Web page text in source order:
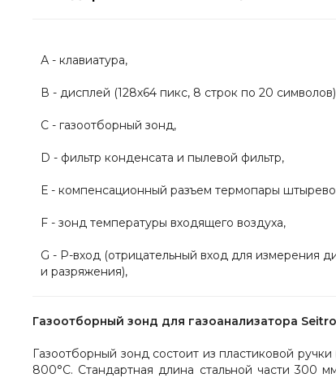
А - клавиатура,
В - дисплей (128х64 пикс, 8 строк по 20 символов)
С - газоотборный зонд,
D - фильтр конденсата и пылевой фильтр,
Е - компенсационный разъем термопары
F - зонд температуры входящего воздуха,
G - Р-вход (отрицательный вход для измерения
и разряжения),
Газоотборный зонд для газоанализатора
Газоотборный зонд состоит из пластиковой ручки
800°С. Стандартная длина стальной части